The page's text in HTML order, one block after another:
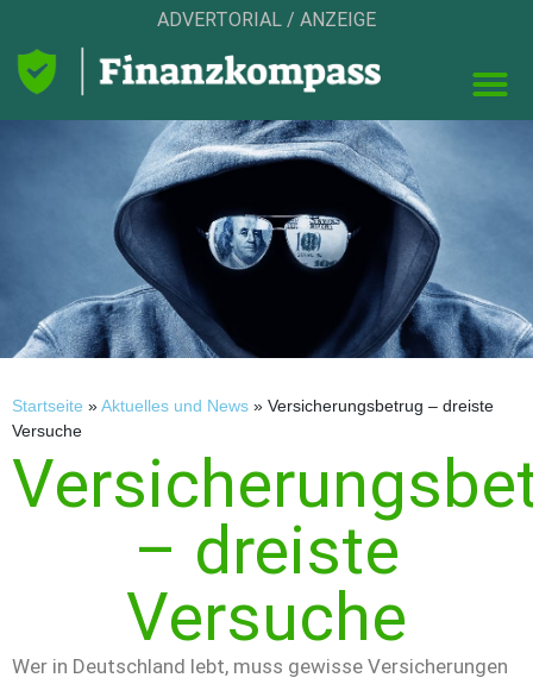
ADVERTORIAL / ANZEIGE
Startseite » Aktuelles und News » Versicherungsbetrug – dreiste
Versuche
– dreiste
Versuche
Wer in Deutschland lebt, muss gewisse Versicherungen